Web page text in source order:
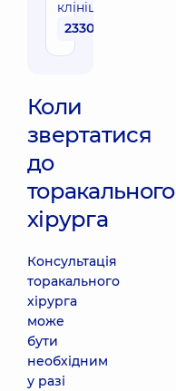
клініці
2330 грн
Коли
звертатися
до
торакального
хірурга
Консультація
торакального
хірурга
може
бути
необхідним
у разі